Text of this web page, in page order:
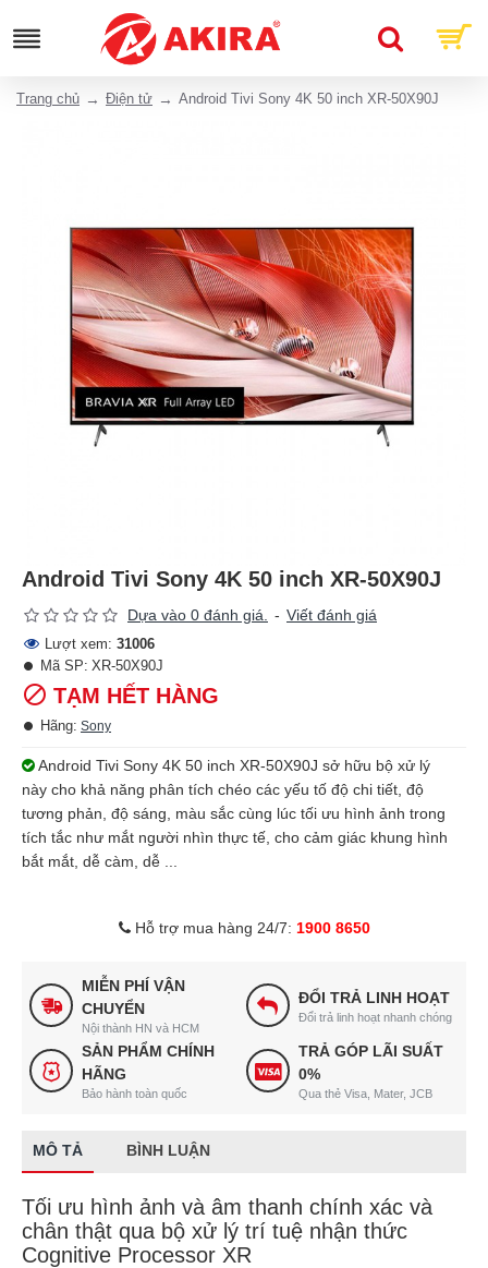
Trang chủ Điện tử Android Tivi Sony 4K 50 inch XR-50X90J
Android Tivi Sony 4K 50 inch XR-50X90J
Dựa vào 0 đánh giá. - Viết đánh giá
Lượt xem: 31006
TẠM HẾT HÀNG
Hãng: Sony
Mã SP: XR-50X90J
Android Tivi Sony 4K 50 inch XR-50X90J sở hữu bộ xử lý
này cho khả năng phân tích chéo các yếu tố độ chi tiết, độ
tương phản, độ sáng, màu sắc cùng lúc tối ưu hình ảnh trong
tích tắc như mắt người nhìn thực tế, cho cảm giác khung hình
bắt mắt, dễ càm, dễ ...
Hỗ trợ mua hàng 24/7: 1900 8650
MIỄN PHÍ VẬN
CHUYỂN
Nội thành HN và HCM
ĐỔI TRẢ LINH HOẠT
Đổi trả linh hoạt nhanh chóng
SẢN PHẨM CHÍNH
HÃNG
Bảo hành toàn quốc
TRẢ GÓP LÃI SUẤT
0%
Qua thẻ Visa, Mater, JCB
MÔ TẢ BÌNH LUẬN
Tối ưu hình ảnh và âm thanh chính xác và
chân thật qua bộ xử lý trí tuệ nhận thức
Cognitive Processor XR